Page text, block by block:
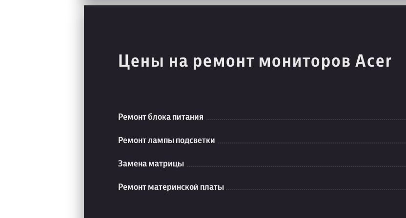
Цены на ремонт мониторов Acer
Ремонт блока питания
Ремонт лампы подсветки
Замена матрицы
Ремонт материнской платы